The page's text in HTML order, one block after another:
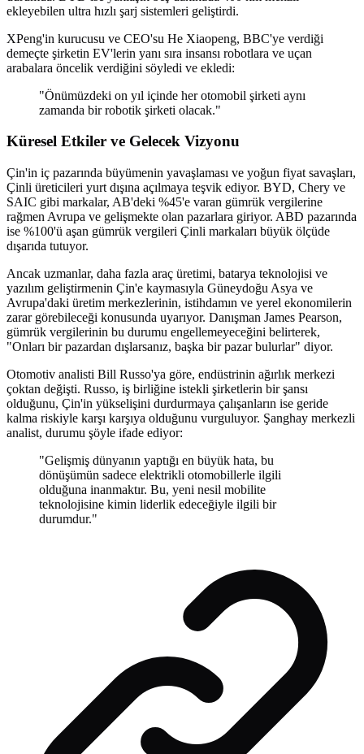
ekleyebilen ultra hızlı şarj sistemleri geliştirdi.
XPeng'in kurucusu ve CEO'su He Xiaopeng, BBC'ye verdiği
demeçte şirketin EV'lerin yanı sıra insansı robotlara ve uçan
arabalara öncelik verdiğini söyledi ve ekledi:
"Önümüzdeki on yıl içinde her otomobil şirketi aynı
zamanda bir robotik şirketi olacak."
Küresel Etkiler ve Gelecek Vizyonu
Çin'in iç pazarında büyümenin yavaşlaması ve yoğun fiyat savaşları,
Çinli üreticileri yurt dışına açılmaya teşvik ediyor. BYD, Chery ve
SAIC gibi markalar, AB'deki %45'e varan gümrük vergilerine
rağmen Avrupa ve gelişmekte olan pazarlara giriyor. ABD pazarında
ise %100'ü aşan gümrük vergileri Çinli markaları büyük ölçüde
dışarıda tutuyor.
Ancak uzmanlar, daha fazla araç üretimi, batarya teknolojisi ve
yazılım geliştirmenin Çin'e kaymasıyla Güneydoğu Asya ve
Avrupa'daki üretim merkezlerinin, istihdamın ve yerel ekonomilerin
zarar görebileceği konusunda uyarıyor. Danışman James Pearson,
gümrük vergilerinin bu durumu engellemeyeceğini belirterek,
"Onları bir pazardan dışlarsanız, başka bir pazar bulurlar" diyor.
Otomotiv analisti Bill Russo'ya göre, endüstrinin ağırlık merkezi
çoktan değişti. Russo, iş birliğine istekli şirketlerin bir şansı
olduğunu, Çin'in yükselişini durdurmaya çalışanların ise geride
kalma riskiyle karşı karşıya olduğunu vurguluyor. Şanghay merkezli
analist, durumu şöyle ifade ediyor:
"Gelişmiş dünyanın yaptığı en büyük hata, bu
dönüşümün sadece elektrikli otomobillerle ilgili
olduğuna inanmaktır. Bu, yeni nesil mobilite
teknolojisine kimin liderlik edeceğiyle ilgili bir
durumdur."